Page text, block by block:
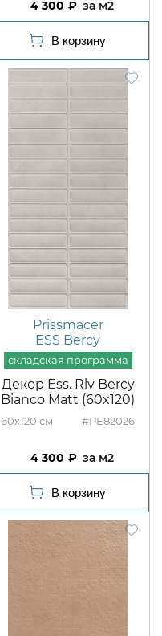
4 300 м2
Prissmacer
ESS Bercy
Декор Ess. Rlv Bercy
Bianco Matt (60x120)
60x120 #PE82026
4 300 м2